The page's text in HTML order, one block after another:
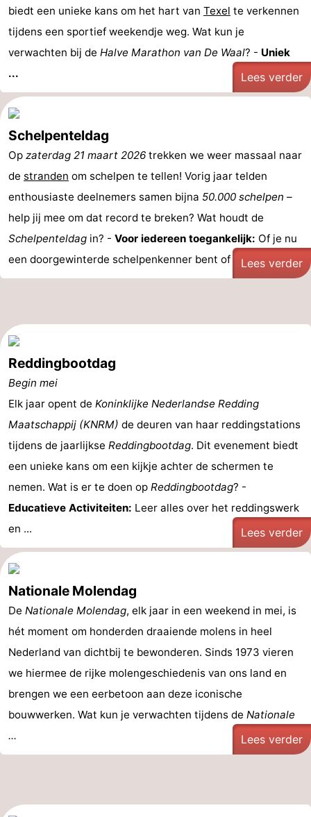
biedt een unieke kans om het hart van Texel te verkennen
tijdens een sportief weekendje weg. Wat kun je
verwachten bij de Halve Marathon van De Waal? - Uniek
...
Lees verder
Schelpenteldag
Op zaterdag 21 maart 2026 trekken we weer massaal naar
de stranden om schelpen te tellen! Vorig jaar telden
enthousiaste deelnemers samen bijna 50.000 schelpen –
help jij mee om dat record te breken? Wat houdt de
Schelpenteldag in? - Voor iedereen toegankelijk: Of je nu
een doorgewinterde schelpenkenner bent of voor het ...
Lees verder
Reddingbootdag
Begin mei
Elk jaar opent de Koninklijke Nederlandse Redding
Maatschappij (KNRM) de deuren van haar reddingstations
tijdens de jaarlijkse Reddingbootdag. Dit evenement biedt
een unieke kans om een kijkje achter de schermen te
nemen. Wat is er te doen op Reddingbootdag? -
Educatieve Activiteiten: Leer alles over het reddingswerk
en ...
Lees verder
Nationale Molendag
De Nationale Molendag, elk jaar in een weekend in mei, is
hét moment om honderden draaiende molens in heel
Nederland van dichtbij te bewonderen. Sinds 1973 vieren
we hiermee de rijke molengeschiedenis van ons land en
brengen we een eerbetoon aan deze iconische
bouwwerken. Wat kun je verwachten tijdens de Nationale
...
Lees verder